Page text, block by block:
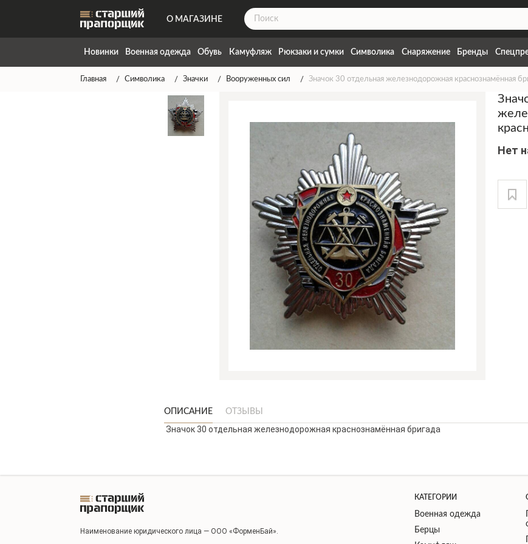
О МАГАЗИНЕ
ДОСТАВКА
КОНТАКТЫ
НАПИСАТЬ НАМ
ТАБЛИЦА РАЗМЕРОВ
Новинки Военная одежда Обувь Камуфляж Рюкзаки и сумки Символика Снаряжение Бренды
Главная Символика Значки Вооруженных сил Значок 30 отдельная железнодорожная краснознамённая
Нет
ОПИСАНИЕ ОТЗЫВЫ
Значок 30 отдельная железнодорожная краснознамённая бригада
Наименование юридического лица — ООО «ФорменБай».
КАТЕГОРИИ
Военная одежда
Берцы